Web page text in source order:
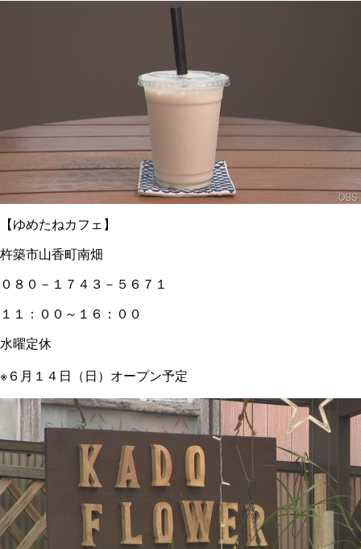
【ゆめたねカフェ】
杵築市山香町南畑
０８０－１７４３－５６７１
１１：００～１６：００
水曜定休
※６月１４日（日）オープン予定